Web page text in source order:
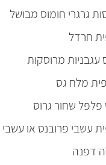
מלח גס
שחור גרוס